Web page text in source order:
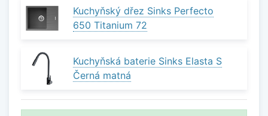
Kuchyňský dřez Sinks Perfecto
650 Titanium 72
Kuchyňská baterie Sinks Elasta S
Černá matná